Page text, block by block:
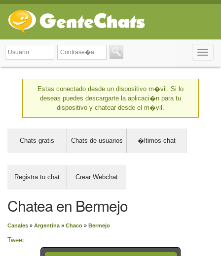
Toggle
Estas conectado desde un dispositivo m�vil. Si lo
deseas puedes descargarte la aplicaci�n para tu
dispositivo y chatear desde el m�vil.
Chats gratis Chats de usuarios �ltimos chat
Registra tu chat Crear Webchat
Chatea en Bermejo
Canales » Argentina » Chaco » Bermejo
Tweet